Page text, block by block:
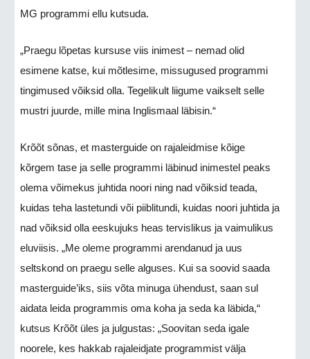
MG programmi ellu kutsuda.
„Praegu lõpetas kursuse viis inimest – nemad olid
esimene katse, kui mõtlesime, missugused programmi
tingimused võiksid olla. Tegelikult liigume vaikselt selle
mustri juurde, mille mina Inglismaal läbisin.“
Krõõt sõnas, et masterguide on rajaleidmise kõige
kõrgem tase ja selle programmi läbinud inimestel peaks
olema võimekus juhtida noori ning nad võiksid teada,
kuidas teha lastetundi või piiblitundi, kuidas noori juhtida ja
nad võiksid olla eeskujuks heas tervislikus ja vaimulikus
eluviisis. „Me oleme programmi arendanud ja uus
seltskond on praegu selle alguses. Kui sa soovid saada
masterguide’iks, siis võta minuga ühendust, saan sul
aidata leida programmis oma koha ja seda ka läbida,“
kutsus Krõõt üles ja julgustas: „Soovitan seda igale
noorele, kes hakkab rajaleidjate programmist välja